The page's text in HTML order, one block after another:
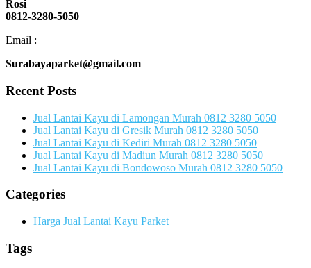
Rosi
0812-3280-5050
Email :
Surabayaparket@gmail.com
Recent Posts
Jual Lantai Kayu di Lamongan Murah 0812 3280 5050
Jual Lantai Kayu di Gresik Murah 0812 3280 5050
Jual Lantai Kayu di Kediri Murah 0812 3280 5050
Jual Lantai Kayu di Madiun Murah 0812 3280 5050
Jual Lantai Kayu di Bondowoso Murah 0812 3280 5050
Categories
Harga Jual Lantai Kayu Parket
Tags